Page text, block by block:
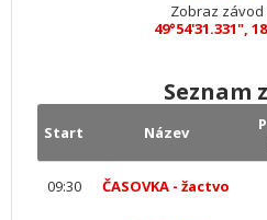
Zobraz závod
49°54'31.331",
Seznam
Start Název
09:30
ČASOVKA - žactvo